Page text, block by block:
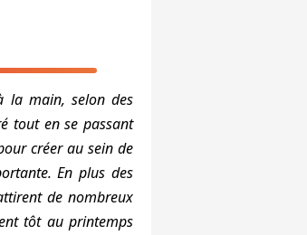
la main, selon des
tout en se passant
créer au sein de
En plus des
de nombreux
tôt au printemps